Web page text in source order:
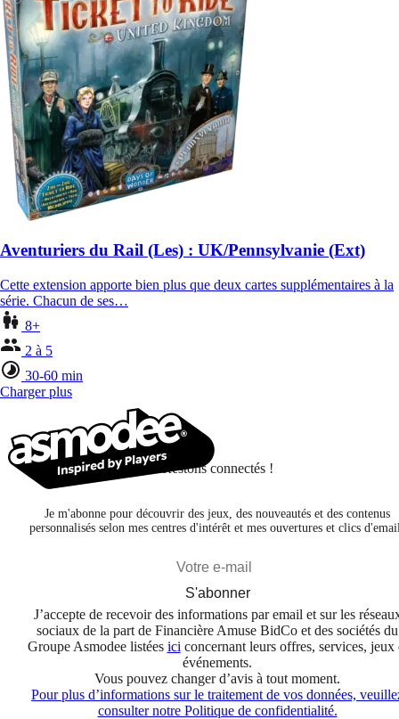
Aventuriers du Rail (Les) : UK/Pennsylvanie (Ext)
Cette extension apporte bien plus que deux cartes supplémentaires à la
série. Chacun de ses…
8+
2 à 5
30-60 min
Charger plus
Restons connectés !
Je m'abonne pour découvrir des jeux, des nouveautés et des contenus
personnalisés selon mes centres d'intérêt et mes ouvertures et clics
S'abonner
J’accepte de recevoir des informations par email et sur les
sociaux de la part de Financière Amuse BidCo et des sociétés du
Groupe Asmodee listées ici concernant leurs offres, services, jeux
événements.
Vous pouvez changer d’avis à tout moment.
Pour plus d’informations sur le traitement de vos données,
consulter notre Politique de confidentialité.